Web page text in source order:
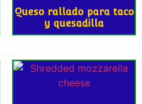
Queso rallado para taco
y quesadilla